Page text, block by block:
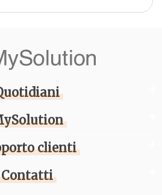
clienti
Contatti